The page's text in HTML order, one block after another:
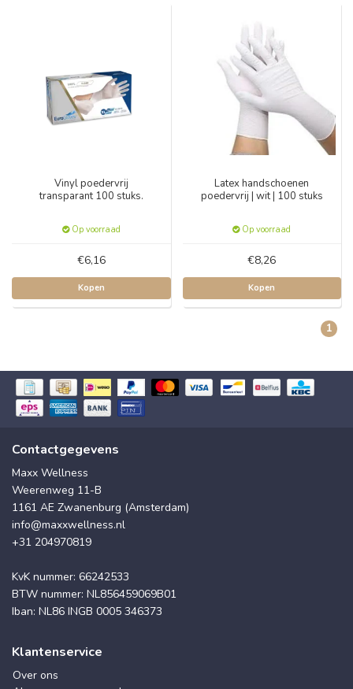
Vinyl poedervrij
transparant 100 stuks.
Op voorraad
€6,16
Kopen
Latex handschoenen
poedervrij | wit | 100 stuks
Op voorraad
€8,26
Kopen
1
Contactgegevens
Maxx Wellness
Weerenweg 11-B
1161 AE Zwanenburg (Amsterdam)
info@maxxwellness.nl
+31 204970819
KvK nummer: 66242533
BTW nummer: NL856459069B01
Iban: NL86 INGB 0005 346373
Klantenservice
Over ons